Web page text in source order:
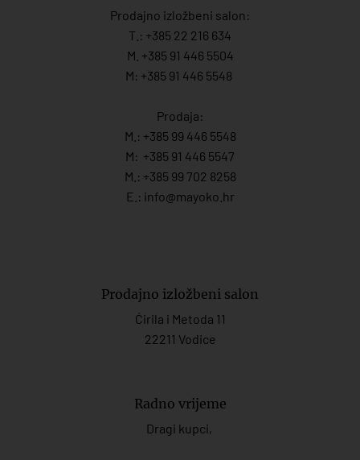
Prodajno izložbeni salon:
T.: +385 22 216 634
M. +385 91 446 5504
M: +385 91 446 5548
Prodaja:
M.: +385 99 446 5548
M: +385 91 446 5547
M.: +385 99 702 8258
E.: info@mayoko. hr
Prodajno izložbeni salon
Ćirila i Metoda 11
22211 Vodice
Radno vrijeme
Dragi kupci,